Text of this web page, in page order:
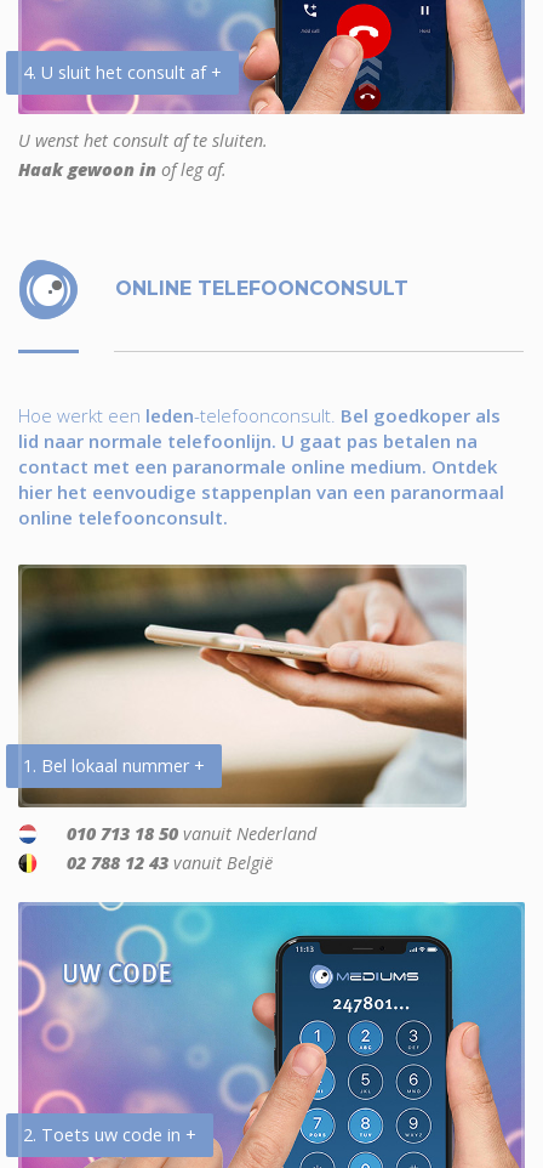
4. U sluit het consult af +
U wenst het consult af te sluiten.
Haak gewoon in of leg af.
ONLINE TELEFOONCONSULT
Hoe werkt een leden-telefoonconsult. Bel goedkoper als
lid naar normale telefoonlijn. U gaat pas betalen na
contact met een paranormale online medium. Ontdek
hier het eenvoudige stappenplan van een paranormaal
online telefoonconsult.
1. Bel lokaal nummer +
010 713 18 50 vanuit Nederland
02 788 12 43 vanuit België
2. Toets uw code in +